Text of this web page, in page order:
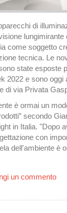
di
come soggetto
tecnica. Le
state esposte
2022 e sono oggi
di via Privata
è ormai un
secondo
in Italia. "Dopo
con
dell'ambiente è
alla nuova
un commento